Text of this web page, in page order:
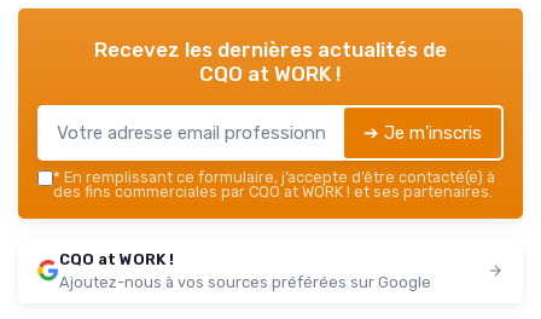
Recevez les dernières actualités de
CQO at WORK !
➔ Je m'inscris
* En remplissant ce formulaire, j’accepte d’être contacté(e) à
des fins commerciales par CQO at WORK ! et ses partenaires.
CQO at WORK !
Ajoutez-nous à vos sources préférées sur Google